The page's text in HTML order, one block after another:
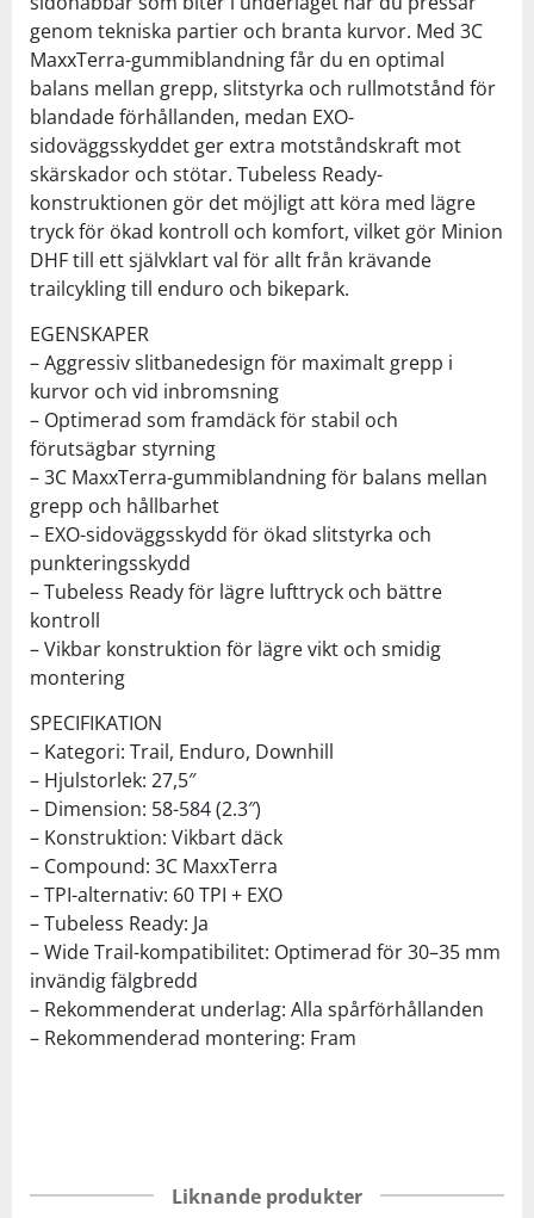
genom tekniska partier och branta kurvor. Med 3C
MaxxTerra-gummiblandning får du en optimal
balans mellan grepp, slitstyrka och rullmotstånd för
blandade förhållanden, medan EXO-
sidoväggsskyddet ger extra motståndskraft mot
skärskador och stötar. Tubeless Ready-
konstruktionen gör det möjligt att köra med lägre
tryck för ökad kontroll och komfort, vilket gör Minion
DHF till ett självklart val för allt från krävande
trailcykling till enduro och bikepark.
EGENSKAPER
– Aggressiv slitbanedesign för maximalt grepp i
kurvor och vid inbromsning
– Optimerad som framdäck för stabil och
förutsägbar styrning
– 3C MaxxTerra-gummiblandning för balans mellan
grepp och hållbarhet
– EXO-sidoväggsskydd för ökad slitstyrka och
punkteringsskydd
– Tubeless Ready för lägre lufttryck och bättre
kontroll
– Vikbar konstruktion för lägre vikt och smidig
montering
SPECIFIKATION
– Kategori: Trail, Enduro, Downhill
– Hjulstorlek: 27,5″
– Dimension: 58-584 (2.3″)
– Konstruktion: Vikbart däck
– Compound: 3C MaxxTerra
– TPI-alternativ: 60 TPI + EXO
– Tubeless Ready: Ja
– Wide Trail-kompatibilitet: Optimerad för 30–35 mm
invändig fälgbredd
– Rekommenderat underlag: Alla spårförhållanden
– Rekommenderad montering: Fram
Liknande produkter